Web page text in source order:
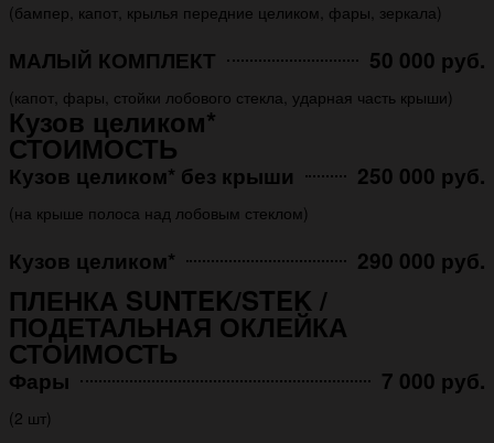
(бампер, капот, крылья передние целиком, фары, зеркала)
МАЛЫЙ КОМПЛЕКТ 50 000 руб.
(капот, фары, стойки лобового стекла, ударная часть крыши)
Кузов целиком*
СТОИМОСТЬ
Кузов целиком* без крыши 250 000 руб.
(на крыше полоса над лобовым стеклом)
Кузов целиком* 290 000 руб.
ПЛЕНКА SUNTEK/STEK /
ПОДЕТАЛЬНАЯ ОКЛЕЙКА
СТОИМОСТЬ
Фары 7 000 руб.
(2 шт)